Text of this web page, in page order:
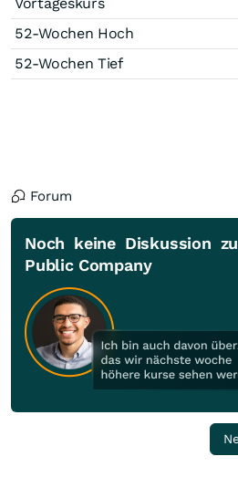
52-Wochen Hoch
52-Wochen Tief
Forum
Noch keine Diskussion
Public Company